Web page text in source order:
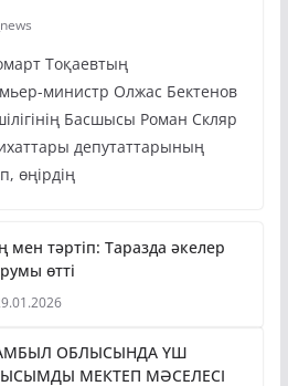
Тоқаевтың
министр Олжас Бектенов
Басшысы Роман Скляр
депутаттарының
өңірдің
мен тәртіп: Таразда әкелер
өтті
ОБЛЫСЫНДА ҮШ
МЕКТЕП МӘСЕЛЕСІ